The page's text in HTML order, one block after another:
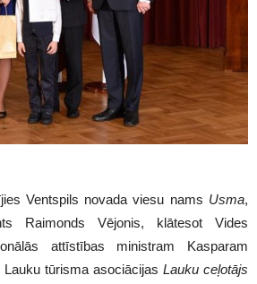
Ventspils novada viesu nams Usma,
Raimonds Vējonis, klātesot Vides
attīstības ministram Kasparam
tūrisma asociācijas Lauku ceļotājs